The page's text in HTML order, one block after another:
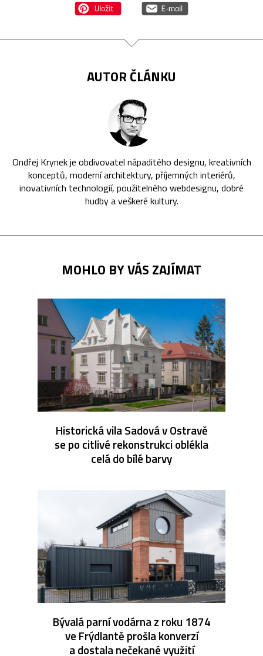
AUTOR ČLÁNKU
Ondřej Krynek je obdivovatel nápaditého designu, kreativních
konceptů, moderní architektury, příjemných interiérů,
inovativních technologií, použitelného webdesignu, dobré
hudby a veškeré kultury.
MOHLO BY VÁS ZAJÍMAT
Historická vila Sadová v Ostravě
se po citlivé rekonstrukci oblékla
celá do bílé barvy
Bývalá parní vodárna z roku 1874
ve Frýdlantě prošla konverzí
a dostala nečekané využití